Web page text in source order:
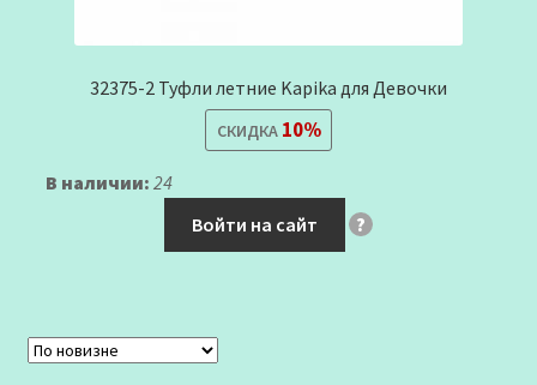
32375-2 Туфли летние Kapika для Девочки
СКИДКА10%
В наличии: 24
Войти на сайт
?